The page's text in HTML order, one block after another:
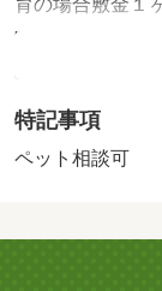
町内会費：６０
保証会社利用必
／仲介手数料１
後の賃料は５．
リーニング代に
す、電気は貸主
特記事項
ペット相談可